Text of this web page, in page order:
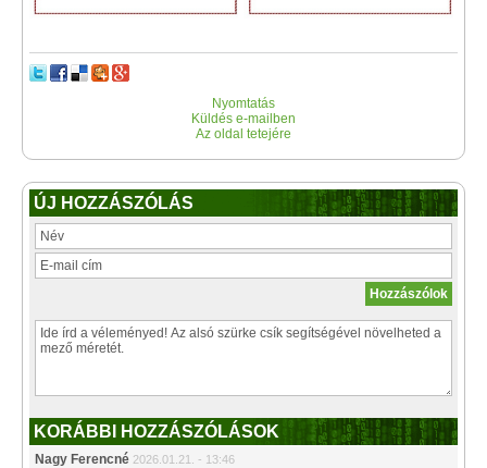
Nyomtatás
Küldés e-mailben
Az oldal tetejére
ÚJ HOZZÁSZÓLÁS
KORÁBBI HOZZÁSZÓLÁSOK
Nagy Ferencné 2026.01.21. - 13:46